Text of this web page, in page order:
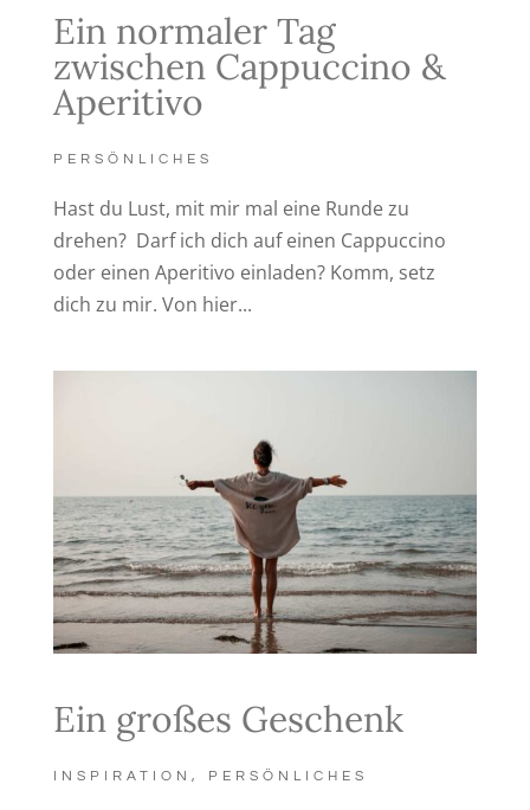
Ein normaler Tag
zwischen Cappuccino &
Aperitivo
PERSÖNLICHES
Hast du Lust, mit mir mal eine Runde zu
drehen? Darf ich dich auf einen Cappuccino
oder einen Aperitivo einladen? Komm, setz
dich zu mir. Von hier...
Ein großes Geschenk
INSPIRATION , PERSÖNLICHES